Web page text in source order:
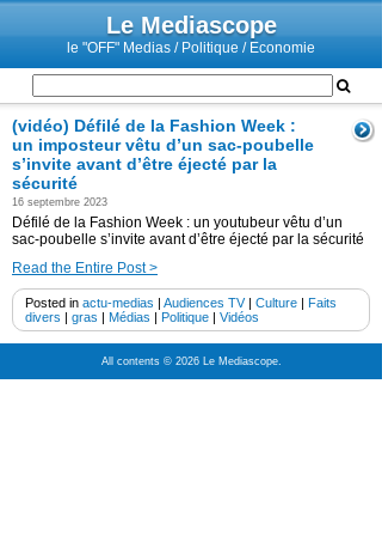
Le Mediascope
le "OFF" Medias / Politique / Economie
(vidéo) Défilé de la Fashion Week :
un imposteur vêtu d’un sac-poubelle
s’invite avant d’être éjecté par la
sécurité
16 septembre 2023
Défilé de la Fashion Week : un youtubeur vêtu d’un
sac-poubelle s’invite avant d’être éjecté par la sécurité
Read the Entire Post >
Posted in actu-medias | Audiences TV| Culture | Faits
divers | gras | Médias | Politique | Vidéos
All contents © 2026 Le Mediascope.